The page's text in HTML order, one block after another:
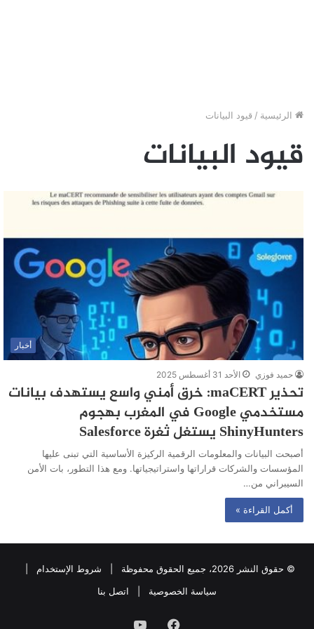
الرئيسية / قيود البيانات
قيود البيانات
أخبار
حميد فوزي الأحد 31 أغسطس 2025
تحذير maCERT: خرق أمني واسع يستهدف بيانات
مستخدمي Google في المغرب بهجوم
ShinyHunters يستغل ثغرة Salesforce
أصبحت البيانات والمعلومات الرقمية الركيزة الأساسية التي تبنى عليها
المؤسسات والشركات قراراتها واستراتيجياتها. ومع هذا التطور، بات الأمن
السيبراني من…
أكمل القراءة »
© حقوق النشر 2026، جميع الحقوق محفوظة | شروط الإستخدام
سياسة الخصوصية
اتصل بنا
فيسبوكيوتيوب